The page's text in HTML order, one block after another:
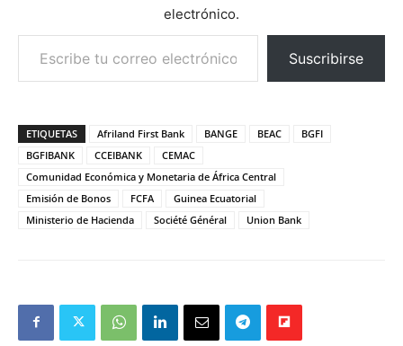
electrónico.
Escribe tu correo electrónico…
Suscribirse
ETIQUETAS Afriland First Bank BANGE BEAC
BGFI
BGFIBANK
CCEIBANK
CEMAC
Comunidad Económica y Monetaria de África Central
Emisión de Bonos
FCFA
Guinea Ecuatorial
Ministerio de Hacienda
Société Général Union Bank